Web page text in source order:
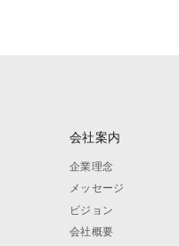
会社案内
企業理念
メッセージ
ビジョン
会社概要